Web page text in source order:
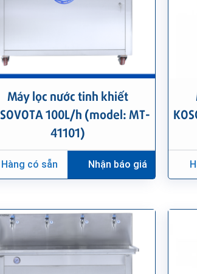
Máy lọc nước tinh khiết
100L/h (model: MT-
41101)
Hàng có sẵn Nhận báo giá